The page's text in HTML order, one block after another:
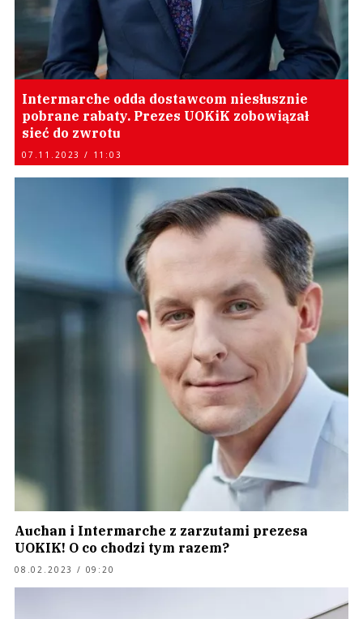
Intermarche odda dostawcom niesłusznie
pobrane rabaty. Prezes UOKiK zobowiązał
sieć do zwrotu
07.11.2023 / 11:03
Auchan i Intermarche z zarzutami prezesa
UOKIK! O co chodzi tym razem?
08.02.2023 / 09:20